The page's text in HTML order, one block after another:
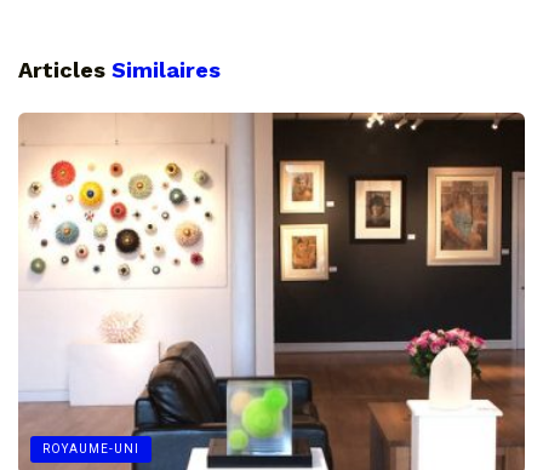
Articles Similaires
ROYAUME-UNI